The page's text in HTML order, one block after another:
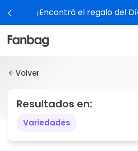
¡Encontrá el regalo del
Volver
Resultados en:
Variedades